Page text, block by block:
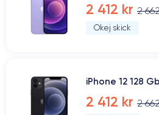
2 412 kr 2
Okej skick
iPhone 12 128
2 412 kr 2